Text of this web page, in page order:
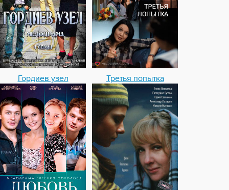
Гордиев узел Третья попытка